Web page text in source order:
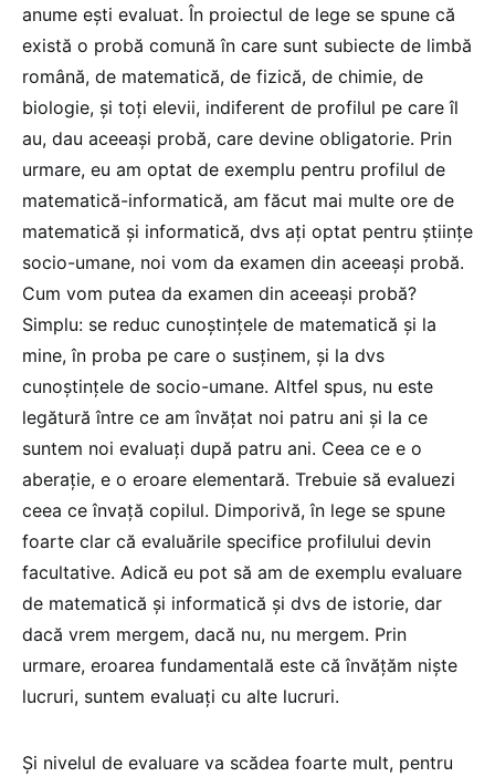
anume ești evaluat. În proiectul de lege se spune că
există o probă comună în care sunt subiecte de limbă
română, de matematică, de fizică, de chimie, de
biologie, și toți elevii, indiferent de profilul pe care îl
au, dau aceeași probă, care devine obligatorie. Prin
urmare, eu am optat de exemplu pentru profilul de
matematică-informatică, am făcut mai multe ore de
matematică și informatică, dvs ați optat pentru științe
socio-umane, noi vom da examen din aceeași probă.
Cum vom putea da examen din aceeași probă?
Simplu: se reduc cunoștințele de matematică și la
mine, în proba pe care o susținem, și la dvs
cunoștințele de socio-umane. Altfel spus, nu este
legătură între ce am învățat noi patru ani și la ce
suntem noi evaluați după patru ani. Ceea ce e o
aberație, e o eroare elementară. Trebuie să evaluezi
ceea ce învață copilul. Dimporivă, în lege se spune
foarte clar că evaluările specifice profilului devin
facultative. Adică eu pot să am de exemplu evaluare
de matematică și informatică și dvs de istorie, dar
dacă vrem mergem, dacă nu, nu mergem. Prin
urmare, eroarea fundamentală este că învățăm niște
lucruri, suntem evaluați cu alte lucruri.
Și nivelul de evaluare va scădea foarte mult, pentru